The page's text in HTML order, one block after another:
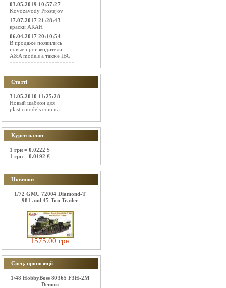
03.05.2019 10:57:27
Kovozavody Prostejov
17.07.2017 21:28:43
краски АКАН
06.04.2017 20:10:54
В продаже появились
новые производители
A&A models а также IBG
Статті
31.05.2010 11:25:28
Новый шаблон для
plasticmodels.com.ua
Курси валют
1 грн = 0.0222 $
1 грн = 0.0192 €
Новинки
1/72 GMU 72004 Diamond-T
981 and 45-Ton Trailer
1575.00 грн
Спец. пропозиції
1/48 HobbyBoss 80365 F3H-2M
Demon